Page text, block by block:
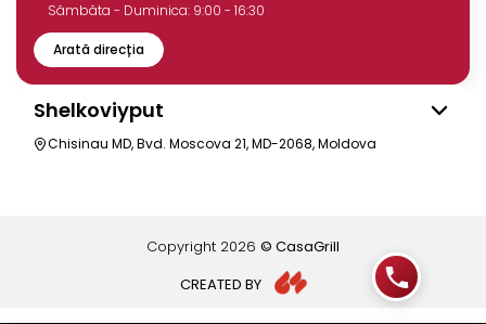
Sâmbăta - Duminica: 9:00 - 16:30
Arată direcția
Shelkoviyput
Chisinau MD, Bvd. Moscova 21, MD-2068, Moldova
Copyright 2026 © CasaGrill
CREATED BY